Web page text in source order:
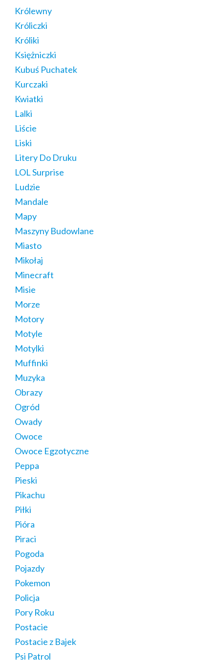
Królewny
Króliczki
Króliki
Księżniczki
Kubuś Puchatek
Kurczaki
Kwiatki
Lalki
Liście
Liski
Litery Do Druku
LOL Surprise
Ludzie
Mandale
Mapy
Maszyny Budowlane
Miasto
Mikołaj
Minecraft
Misie
Morze
Motory
Motyle
Motylki
Muffinki
Muzyka
Obrazy
Ogród
Owady
Owoce
Owoce Egzotyczne
Peppa
Pieski
Pikachu
Piłki
Pióra
Piraci
Pogoda
Pojazdy
Pokemon
Policja
Pory Roku
Postacie
Postacie z Bajek
Psi Patrol